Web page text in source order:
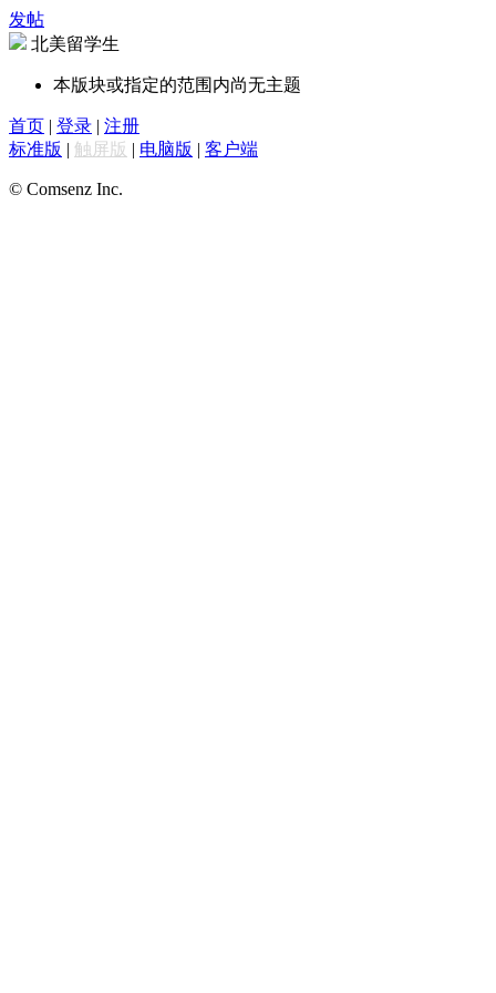
发帖
北美留学生
本版块或指定的范围内尚无主题
首页 | 登录 | 注册
标准版 | 触屏版 | 电脑版 | 客户端
© Comsenz Inc.